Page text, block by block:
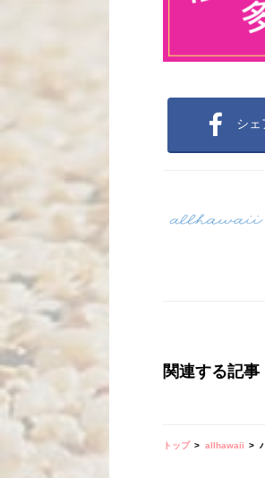
シェ
関連する記事
トップ allhawaii